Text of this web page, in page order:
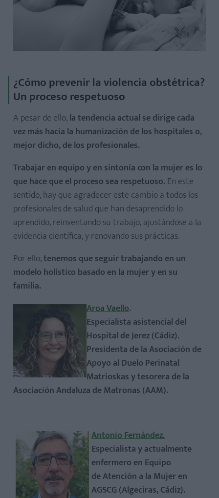
¿Cómo prevenir la violencia obstétrica?
Un proceso respetuoso
A pesar de ello,la tendencia actual se dirige cada
vez más hacia la humanización de los hospitales o,
mejor dicho, de los profesionales.
Trabajar en equipo y en sintonía con la mujer es lo
que hace que el proceso sea respetuoso. En este
sentido, hay que agradecer este cambio a todos los
profesionales de salud que han desaprendido lo
aprendido, reinventando su trabajo, ajustándose a la
evidencia científica, y renovando sus prácticas.
Por ello,tenemos que seguir trabajando en un
modelo holístico basado en la mujer y en su
familia.
Aroa Vaello.
Especialista asistencial del
Hospital de Jerez (Cádiz).
Presidenta de la Asociación de
Apoyo al Duelo Perinatal
Matrioskasy tesorera de la
Asociación Andaluza de Matronas (AAM).
Antonio Fernández.
Especialista y actualmente
enfermero en Equipo
de Atención a la Mujer en
AGSCG (Algeciras, Cádiz).